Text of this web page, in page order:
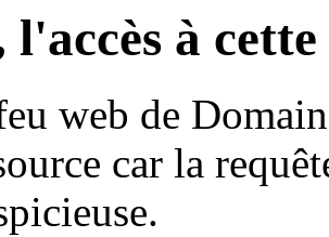
l'accès à
web de
car la